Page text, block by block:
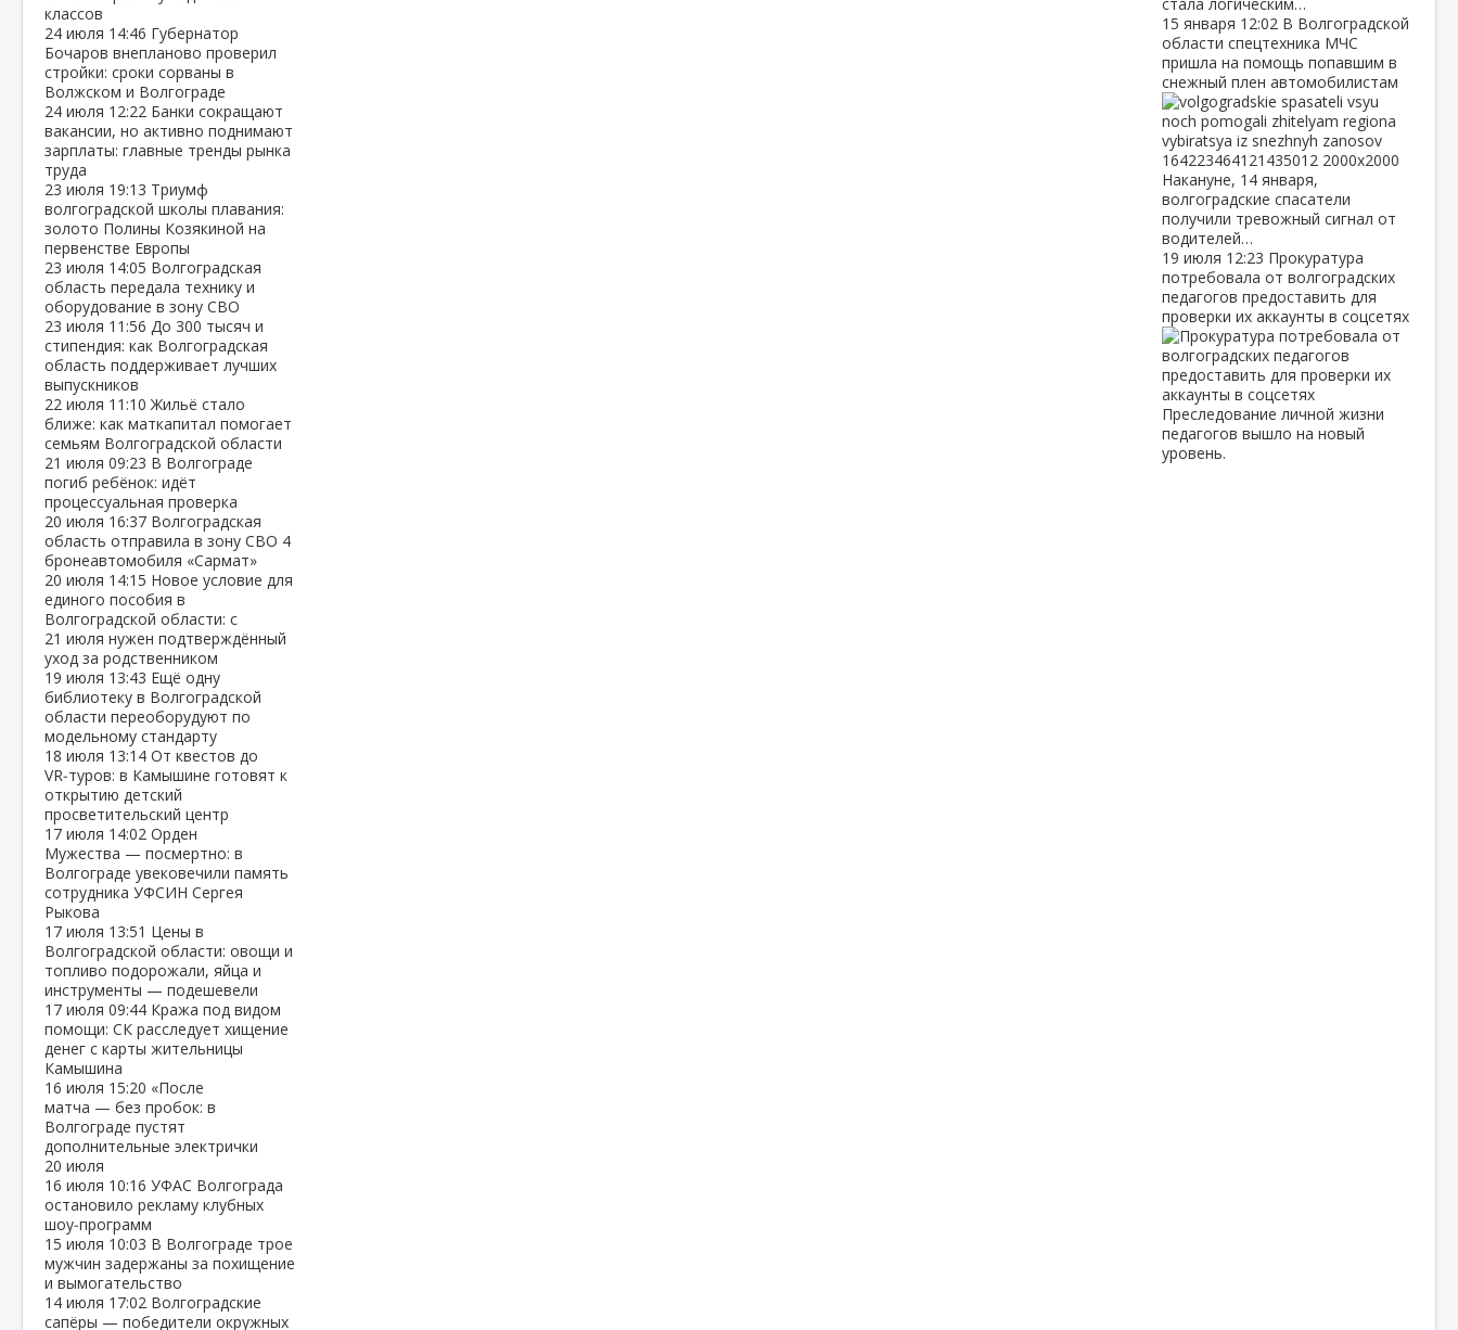
классов
24 июля 14:46 Губернатор
Бочаров внепланово проверил
стройки: сроки сорваны в
Волжском и Волгограде
24 июля 12:22 Банки сокращают
вакансии, но активно поднимают
зарплаты: главные тренды рынка
труда
23 июля 19:13 Триумф
волгоградской школы плавания:
золото Полины Козякиной на
первенстве Европы
23 июля 14:05 Волгоградская
область передала технику и
оборудование в зону СВО
23 июля 11:56 До 300 тысяч и
стипендия: как Волгоградская
область поддерживает лучших
выпускников
22 июля 11:10Жильё стало
ближе: как маткапитал помогает
семьям Волгоградской области
21 июля 09:23 В Волгограде
погиб ребёнок: идёт
процессуальная проверка
20 июля 16:37 Волгоградская
область отправила в зону СВО 4
бронеавтомобиля «Сармат»
20 июля 14:15 Новое условие для
единого пособия в
Волгоградской области: с
21 июля нужен подтверждённый
уход за родственником
19 июля 13:43 Ещё одну
библиотеку в Волгоградской
области переоборудуют по
модельному стандарту
18 июля 13:14 От квестов до
VR‑туров: в Камышине готовят к
открытию детский
просветительский центр
17 июля 14:02 Орден
Мужества — посмертно: в
Волгограде увековечили память
сотрудника УФСИН Сергея
Рыкова
17 июля 13:51 Цены в
Волгоградской области: овощи и
топливо подорожали, яйца и
инструменты — подешевели
17 июля 09:44 Кража под видом
помощи: СК расследует хищение
денег с карты жительницы
Камышина
16 июля 15:20 «После
матча — без пробок: в
Волгограде пустят
дополнительные электрички
20 июля
16 июля 10:16 УФАС Волгограда
остановило рекламу клубных
шоу‑программ
15 июля 10:03 В Волгограде трое
мужчин задержаны за похищение
и вымогательство
14 июля 17:02 Волгоградские
сапёры — победители окружных
15 января 12:02 В Волгоградской
области спецтехника МЧС
пришла на помощь попавшим в
снежный плен автомобилистам
Накануне, 14 января,
волгоградские спасатели
получили тревожный сигнал от
водителей…
19 июля 12:23 Прокуратура
потребовала от волгоградских
педагогов предоставить для
проверки их аккаунты в соцсетях
Преследование личной жизни
педагогов вышло на новый
уровень.